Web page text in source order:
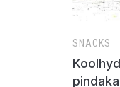
SNACKS